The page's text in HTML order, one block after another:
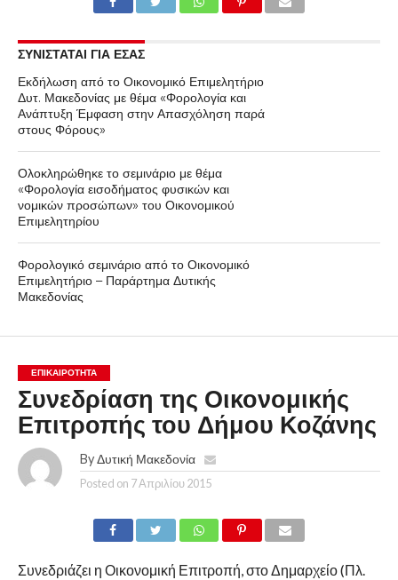
ΣΥΝΙΣΤΑΤΑΙ ΓΙΑ ΕΣΑΣ
Εκδήλωση από το Οικονομικό Επιμελητήριο
Δυτ. Μακεδονίας με θέμα «Φορολογία και
Ανάπτυξη Έμφαση στην Απασχόληση παρά
στους Φόρους»
Ολοκληρώθηκε το σεμινάριο με θέμα
«Φορολογία εισοδήματος φυσικών και
νομικών προσώπων» του Οικονομικού
Επιμελητηρίου
Φορολογικό σεμινάριο από το Οικονομικό
Επιμελητήριο – Παράρτημα Δυτικής
Μακεδονίας
ΕΠΙΚΑΙΡΟΤΗΤΑ
Συνεδρίαση της Οικονομικής
Επιτροπής του Δήμου Κοζάνης
By Δυτική Μακεδονία
Posted on 7 Απριλίου 2015
Συνεδριάζει η Οικονομική Επιτροπή, στο Δημαρχείο (Πλ.